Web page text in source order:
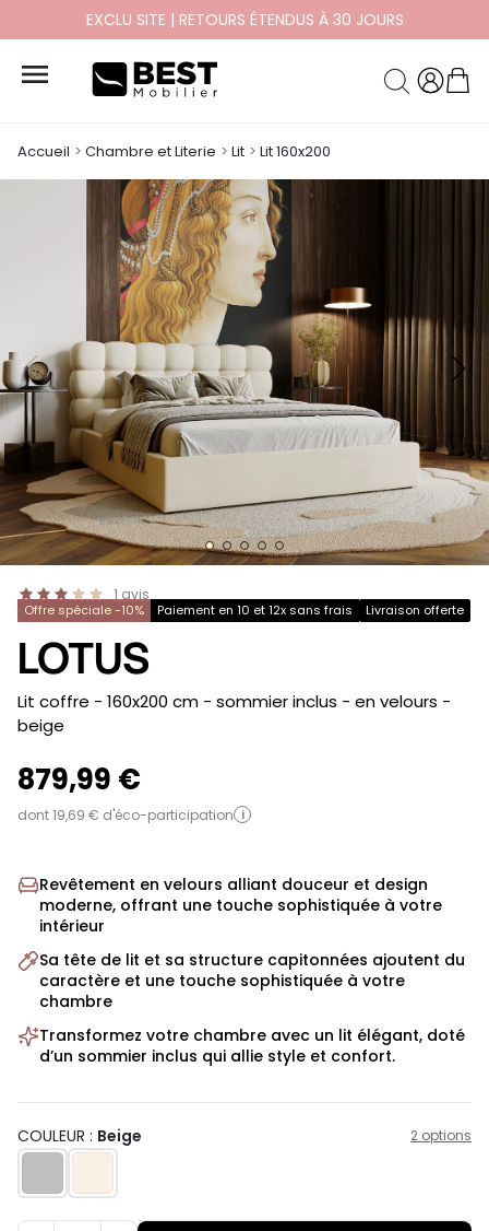
EXCLU SITE | RETOURS ÉTENDUS À 30 JOURS

Accueil Chambre et Literie Lit Lit 160x200
1 avis
Offre spéciale -10% Paiement en 10 et 12x sans frais Livraison offerte
LOTUS
-
Lit coffre - 160x200 cm - sommier inclus - en velours -
beige
879,99 €
dont 19,69 € d'éco-participation i
Revêtement en velours alliant douceur et design
moderne, offrant une touche sophistiquée à votre
intérieur
Sa tête de lit et sa structure capitonnées ajoutent du
caractère et une touche sophistiquée à votre
chambre
Transformez votre chambre avec un lit élégant, doté
d’un sommier inclus qui allie style et confort.
COULEUR : Beige 2 options